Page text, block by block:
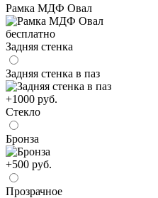
Рамка МДФ Овал
бесплатно
Задняя стенка
Задняя стенка в паз
+1000 руб.
Стекло
Бронза
+500 руб.
Прозрачное